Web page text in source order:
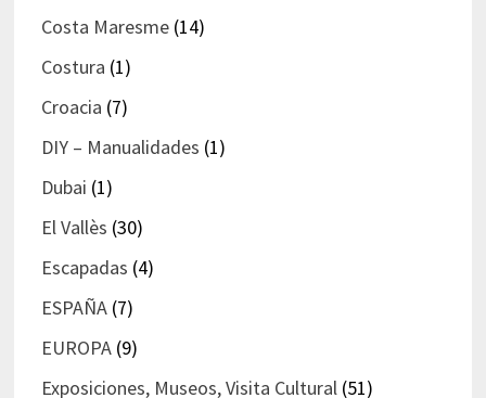
Costa Maresme(14)
Costura (1)
Croacia (7)
DIY – Manualidades (1)
Dubai (1)
El Vallès (30)
Escapadas (4)
ESPAÑA(7)
EUROPA(9)
Exposiciones, Museos, Visita Cultural(51)